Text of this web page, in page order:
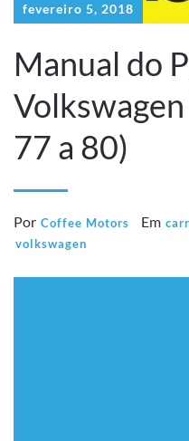
fevereiro 5, 2018
Manual do
Volkswagen
77 a 80)
Por Coffee Motors Em
volkswagen